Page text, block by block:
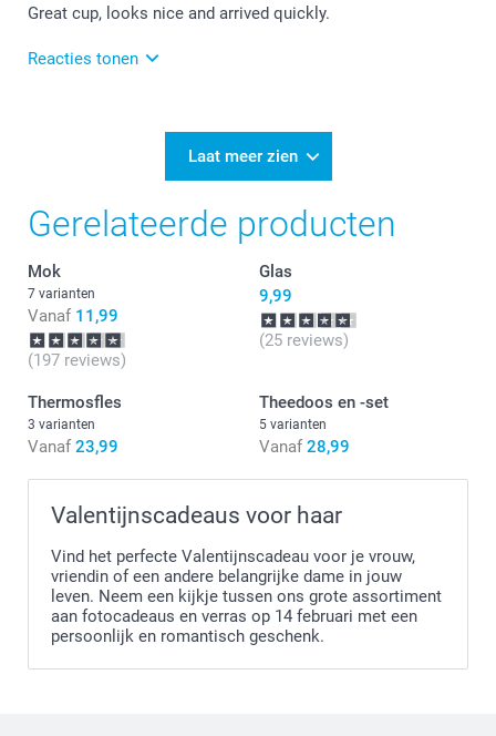
Great cup, looks nice and arrived quickly.
Reacties tonen
Thank you for your review. How nice to hear that you
someone. Maybe see you next time!
Laat meer zien
Gerelateerde producten
Mok
7 varianten
Vanaf 11,99
(197 reviews)
Glas
9,99
(25 reviews)
Thermosfles
3 varianten
Vanaf 23,99
Theedoos en -set
5 varianten
Vanaf 28,99
Valentijnscadeaus voor haar
Vind het perfecte Valentijnscadeau voor je vrouw,
vriendin of een andere belangrijke dame in jouw
leven. Neem een kijkje tussen ons grote assortiment
aan fotocadeaus en verras op 14 februari met een
persoonlijk en romantisch geschenk.